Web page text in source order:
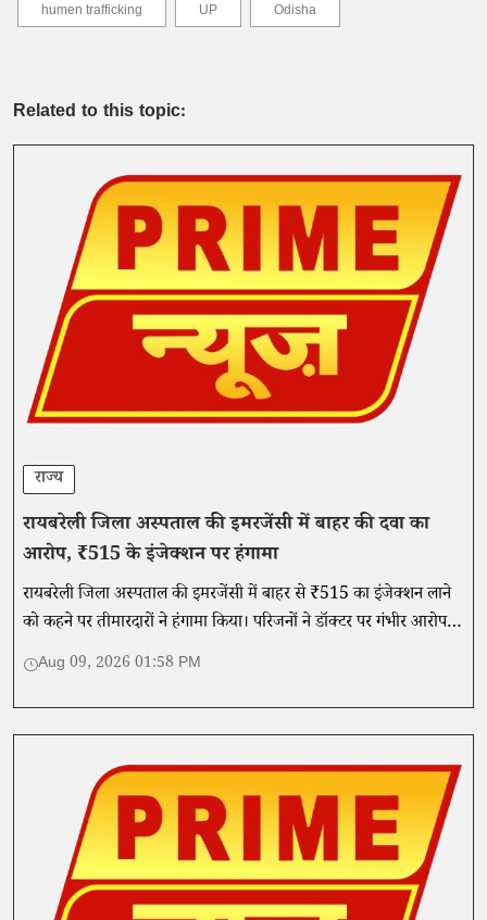
humen trafficking UP Odisha
Related to this topic:
राज्य
रायबरेली जिला अस्पताल की इमरजेंसी में बाहर की दवा का
आरोप, ₹515 के इंजेक्शन पर हंगामा
रायबरेली जिला अस्पताल की इमरजेंसी में बाहर से ₹515 का इंजेक्शन लाने
को कहने पर तीमारदारों ने हंगामा किया। परिजनों ने डॉक्टर पर गंभीर आरोप
लगाते हुए CMS से शिकायत की।
Aug 09, 2026 01:58 PM